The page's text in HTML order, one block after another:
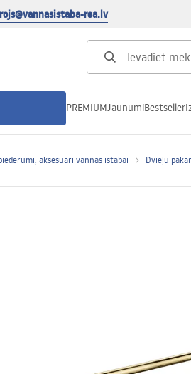
rea.lv
PREMIUMJaunumiBestseller
aksesuāri vannas istabai Dvieļu